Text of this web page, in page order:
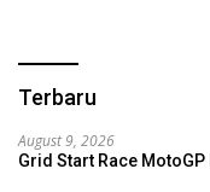
Terbaru
August 9, 2026
Grid Start Race